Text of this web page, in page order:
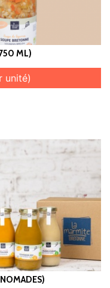
ML)
unité)